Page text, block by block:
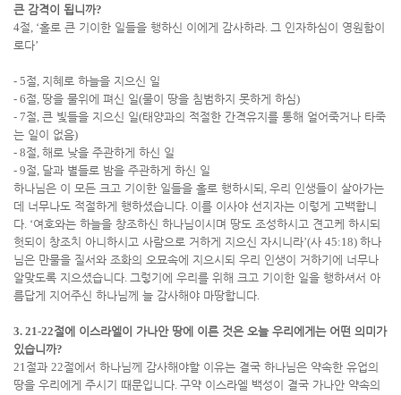
큰 감격이 됩니까?
4절, ‘홀로 큰 기이한 일들을 행하신 이에게 감사하라. 그 인자하심이 영원함이
로다’
- 5절, 지혜로 하늘을 지으신 일
- 6절, 땅을 물위에 펴신 일(물이 땅을 침범하지 못하게 하심)
- 7절, 큰 빛들을 지으신 일(태양과의 적절한 간격유지를 통해 얼어죽거나 타죽
는 일이 없음)
- 8절, 해로 낮을 주관하게 하신 일
- 9절, 달과 별들로 밤을 주관하게 하신 일
하나님은 이 모든 크고 기이한 일들을 홀로 행하시되 , 우리 인생들이 살아가는
데 너무나도 적절하게 행하셨습니다. 이를 이사야 선지자는 이렇게 고백합니
다. ‘여호와는 하늘을 창조하신 하나님이시며 땅도 조성하시고 견고케 하시되
헛되이 창조치 아니하시고 사람으로 거하게 지으신 자시니라’(사 45:18) 하나
님은 만물을 질서와 조화의 오묘속에 지으시되 우리 인생이 거하기에 너무나
알맞도록 지으셨습니다. 그렇기에 우리를 위해 크고 기이한 일을 행하셔서 아
름답게 지어주신 하나님께 늘 감사해야 마땅합니다.
3. 21-22절에 이스라엘이 가나안 땅에 이른 것은 오늘 우리에게는 어떤 의미가
있습니까?
21절과 22절에서 하나님께 감사해야할 이유는 결국 하나님은 약속한 유업의
땅을 우리에게 주시기 때문입니다. 구약 이스라엘 백성이 결국 가나안 약속의